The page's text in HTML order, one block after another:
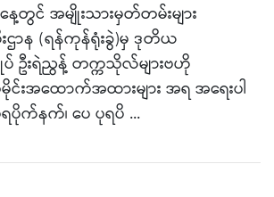
ေ့တွင် အမျိုးသားမှတ်တမ်းများ
ဌာန (ရန်ကုန်ရုံးခွဲ)မှ ဒုတိယ
ပ် ဦးရဲညွန့် တက္ကသိုလ်များဗဟို
အထောက်အထားများ အရ အရေးပါ
ပိုက်နက်၊ ပေ ပုရပိ ...